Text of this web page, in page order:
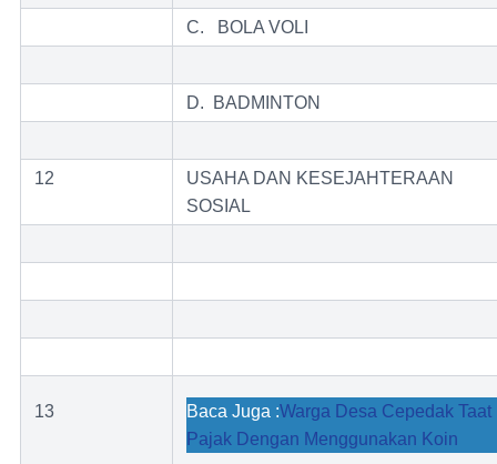
C. BOLA VOLI
D. BADMINTON
12
USAHA DAN KESEJAHTERAAN
SOSIAL
13 Baca Juga :Warga Desa Cepedak Taat
Pajak Dengan Menggunakan Koin